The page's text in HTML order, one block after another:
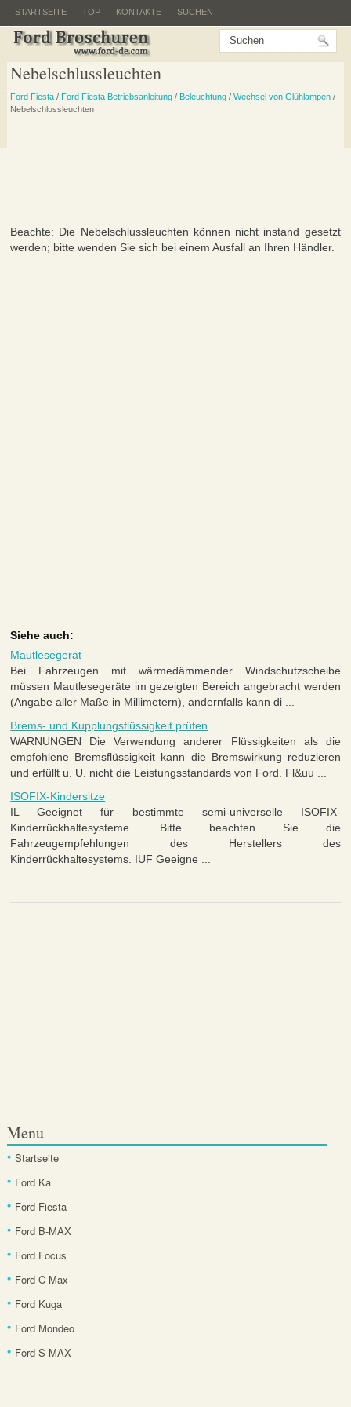
STARTSEITE TOP KONTAKTE SUCHEN
Nebelschlussleuchten
Ford Fiesta / Ford Fiesta Betriebsanleitung / Beleuchtung /Wechsel von Glühlampen /
Nebelschlussleuchten
Beachte: Die Nebelschlussleuchten können nicht instand gesetzt
werden; bitte wenden Sie sich bei einem Ausfall an Ihren Händler.
Siehe auch:
Mautlesegerät
Bei Fahrzeugen mit wärmedämmender Windschutzscheibe
müssen Mautlesegeräte im gezeigten Bereich angebracht werden
(Angabe aller Maße in Millimetern), andernfalls kann di ...
Brems- und Kupplungsflüssigkeit prüfen
WARNUNGEN Die Verwendung anderer Flüssigkeiten als die
empfohlene Bremsflüssigkeit kann die Bremswirkung reduzieren
und erfüllt u. U. nicht die Leistungsstandards von Ford. Fl&uu ...
ISOFIX-Kindersitze
IL Geeignet für bestimmte semi-universelle ISOFIX-
Kinderrückhaltesysteme. Bitte beachten Sie die
Fahrzeugempfehlungen des Herstellers des
Kinderrückhaltesystems. IUF Geeigne ...
Menu
Startseite
Ford Ka
Ford Fiesta
Ford B-MAX
Ford Focus
Ford C-Max
Ford Kuga
Ford Mondeo
Ford S-MAX